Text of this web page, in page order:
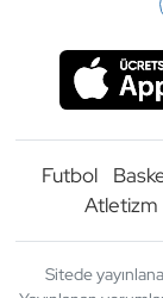
Futbol
Atletizm
Sitede